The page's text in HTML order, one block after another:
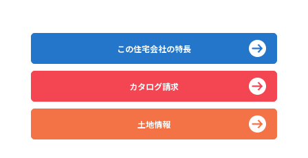
この住宅会社の特長
カタログ請求
土地情報